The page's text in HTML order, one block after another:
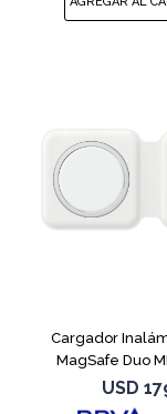
Cargador
MagSafe Duo
USD